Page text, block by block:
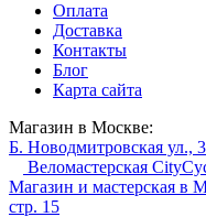
Оплата
Доставка
Контакты
Блог
Карта сайта
Магазин в Москве:
Б. Новодмитровская ул.,
Веломастерская
Магазин и мастерская в
стр. 15